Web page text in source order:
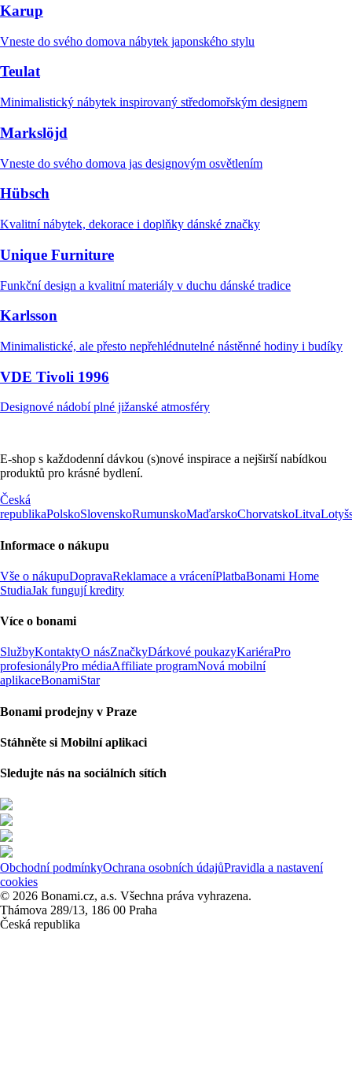
Karup
Vneste do svého domova nábytek japonského stylu
Teulat
Minimalistický nábytek inspirovaný středomořským designem
Markslöjd
Vneste do svého domova jas designovým osvětlením
Hübsch
Kvalitní nábytek, dekorace i doplňky dánské značky
Unique Furniture
Funkční design a kvalitní materiály v duchu dánské tradice
Karlsson
Minimalistické, ale přesto nepřehlédnutelné nástěnné hodiny i budíky
VDE Tivoli 1996
Designové nádobí plné jižanské atmosféry
E-shop s každodenní dávkou (s)nové inspirace a nejširší nabídkou
produktů pro krásné bydlení.
Česká
republikaPolskoSlovenskoRumunskoMaďarskoChorvatskoLitva
Informace o nákupu
Vše o nákupuDopravaReklamace a vráceníPlatbaBonami Home
StudiaJak fungují kredity
Více o bonami
SlužbyKontaktyO násZnačkyDárkové poukazyKariéraPro
profesionályPro médiaAffiliate programNová mobilní
aplikaceBonamiStar
Bonami prodejny v Praze
Stáhněte si Mobilní aplikaci
Sledujte nás na sociálních sítích
Obchodní podmínkyOchrana osobních údajůPravidla a nastavení
cookies
© 2026 Bonami.cz, a.s. Všechna práva vyhrazena.
Thámova 289/13, 186 00 Praha
Česká republika